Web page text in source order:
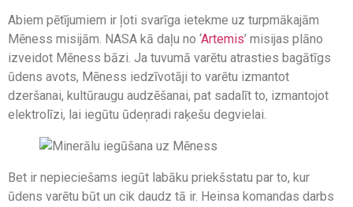
Abiem pētījumiem ir ļoti svarīga ietekme uz turpmākajām
Mēness misijām. NASA kā daļu no ‘Artemis’ misijas plāno
izveidot Mēness bāzi. Ja tuvumā varētu atrasties bagātīgs
ūdens avots, Mēness iedzīvotāji to varētu izmantot
dzeršanai, kultūraugu audzēšanai, pat sadalīt to, izmantojot
elektrolīzi, lai iegūtu ūdeņradi raķešu degvielai.
Bet ir nepieciešams iegūt labāku priekšstatu par to, kur
ūdens varētu būt un cik daudz tā ir. Heinsa komandas darbs